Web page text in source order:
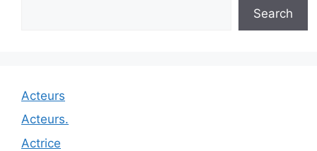
Search
Acteurs
Acteurs.
Actrice